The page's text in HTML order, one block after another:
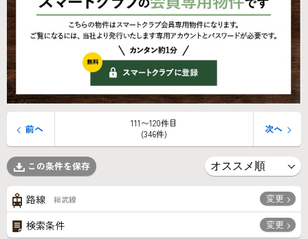
111〜120件目
(346件)
前へ 次へ
この条件を保存
路線 総武線 変更
検索条件 変更